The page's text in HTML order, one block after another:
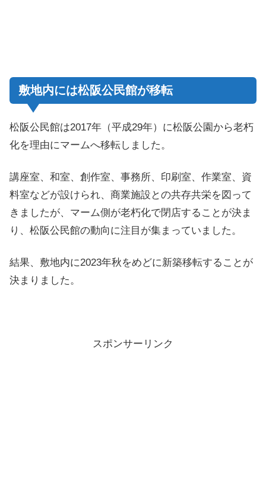
敷地内には松阪公民館が移転
松阪公民館は2017年（平成29年）に松阪公園から老朽
化を理由にマームへ移転しました。
講座室、和室、創作室、事務所、印刷室、作業室、資
料室などが設けられ、商業施設との共存共栄を図って
きましたが、マーム側が老朽化で閉店することが決ま
り、松阪公民館の動向に注目が集まっていました。
結果、敷地内に2023年秋をめどに新築移転することが
決まりました。
スポンサーリンク